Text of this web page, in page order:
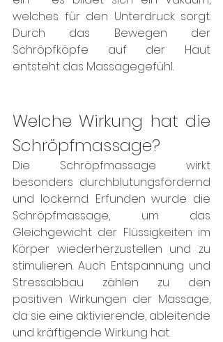
welches für den Unterdruck sorgt.
Durch das Bewegen der
Schröpfköpfe auf der Haut
entsteht das Massagegefühl.
Welche Wirkung hat die
Schröpfmassage?
Die Schröpfmassage wirkt
besonders durchblutungsfördernd
und lockernd. Erfunden wurde die
Schröpfmassage, um das
Gleichgewicht der Flüssigkeiten im
Körper wiederherzustellen und zu
stimulieren. Auch Entspannung und
Stressabbau zählen zu den
positiven Wirkungen der Massage,
da sie eine aktivierende, ableitende
und kräftigende Wirkung hat.